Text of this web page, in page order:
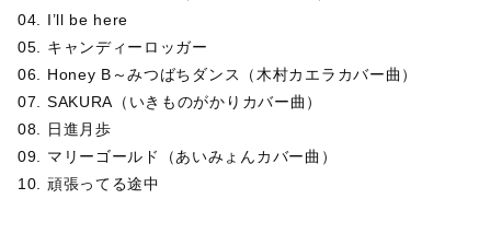
04. I’ll be here
05. キャンディーロッガー
06. Honey B～みつばちダンス（木村カエラカバー曲）
07. SAKURA（いきものがかりカバー曲）
08. 日進月歩
09. マリーゴールド（あいみょんカバー曲）
10. 頑張ってる途中